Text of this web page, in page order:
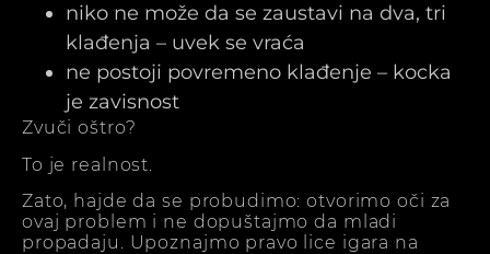
niko ne može da se zaustavi na dva, tri
klađenja – uvek se vraća
ne postoji povremeno klađenje – kocka
je zavisnost
Zvuči oštro?
To je realnost.
Zato, hajde da se probudimo: otvorimo oči za
ovaj problem i ne dopuštajmo da mladi
propadaju. Upoznajmo pravo lice igara na